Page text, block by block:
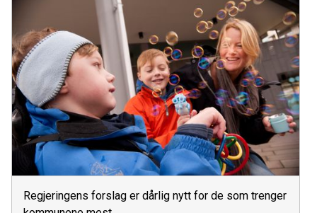
Regjeringens forslag er dårlig nytt for de som trenger